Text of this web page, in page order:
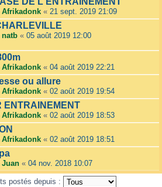
Afrikadonk « 21 sept. 2019 21:09
natb « 05 août 2019 12:00
Afrikadonk « 04 août 2019 22:21
ou allure
Afrikadonk « 02 août 2019 19:54
ENTRAINEMENT
Afrikadonk « 02 août 2019 18:53
Afrikadonk « 02 août 2019 18:51
Juan « 04 nov. 2018 10:07
postés depuis :